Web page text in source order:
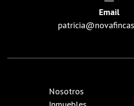
Email
Nosotros